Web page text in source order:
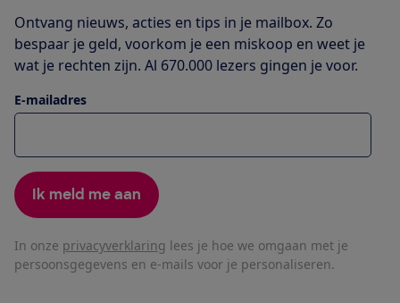
Ontvang nieuws, acties en tips in je mailbox. Zo
bespaar je geld, voorkom je een miskoop en weet je
wat je rechten zijn. Al 670.000 lezers gingen je voor.
E-mailadres
Ik meld me aan
In onze privacyverklaring lees je hoe we omgaan met je
persoonsgegevens en e-mails voor je personaliseren.